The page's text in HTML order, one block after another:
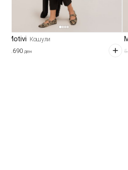
Motivi Кошули
2.690 ден